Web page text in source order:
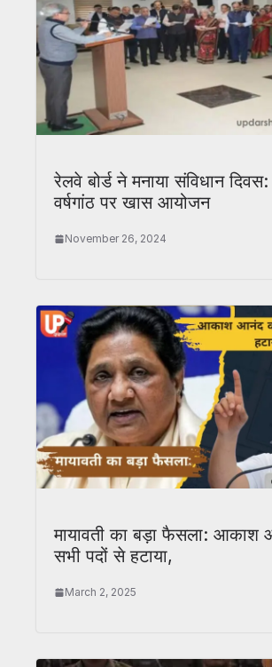
रेलवे बोर्ड ने मनाया संविधान
वर्षगांठ पर खास आयोजन
November 26, 2024
मायावती का बड़ा फैसला: आकाश
सभी पदों से हटाया,
March 2, 2025